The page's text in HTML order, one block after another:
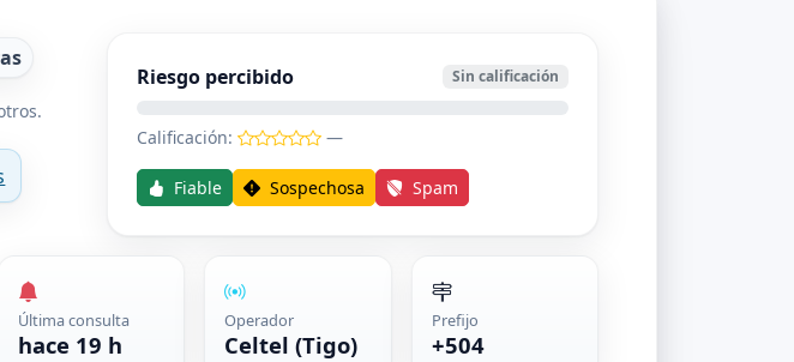
Riesgo percibido Sin calificación
Calificación: —
Fiable Sospechosa Spam
Última consulta
hace 19 h
Operador
Celtel (Tigo)
Prefijo
+504